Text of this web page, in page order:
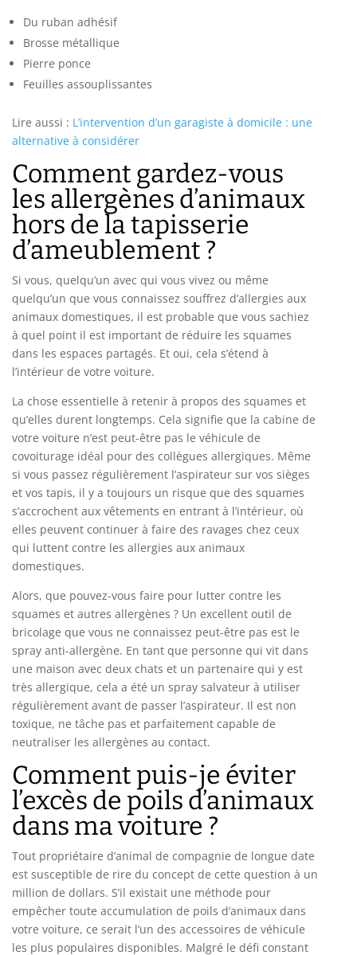
Du ruban adhésif
Brosse métallique
Pierre ponce
Feuilles assouplissantes
Lire aussi : L’intervention d’un garagiste à domicile : une
alternative à considérer
Comment gardez-vous
les allergènes d’animaux
hors de la tapisserie
d’ameublement ?
Si vous, quelqu’un avec qui vous vivez ou même
quelqu’un que vous connaissez souffrez d’allergies aux
animaux domestiques, il est probable que vous sachiez
à quel point il est important de réduire les squames
dans les espaces partagés. Et oui, cela s’étend à
l’intérieur de votre voiture.
La chose essentielle à retenir à propos des squames et
qu’elles durent longtemps. Cela signifie que la cabine de
votre voiture n’est peut-être pas le véhicule de
covoiturage idéal pour des collègues allergiques. Même
si vous passez régulièrement l’aspirateur sur vos sièges
et vos tapis, il y a toujours un risque que des squames
s’accrochent aux vêtements en entrant à l’intérieur, où
elles peuvent continuer à faire des ravages chez ceux
qui luttent contre les allergies aux animaux
domestiques.
Alors, que pouvez-vous faire pour lutter contre les
squames et autres allergènes ? Un excellent outil de
bricolage que vous ne connaissez peut-être pas est le
spray anti-allergène. En tant que personne qui vit dans
une maison avec deux chats et un partenaire qui y est
très allergique, cela a été un spray salvateur à utiliser
régulièrement avant de passer l’aspirateur. Il est non
toxique, ne tâche pas et parfaitement capable de
neutraliser les allergènes au contact.
Comment puis-je éviter
l’excès de poils d’animaux
dans ma voiture ?
Tout propriétaire d’animal de compagnie de longue date
est susceptible de rire du concept de cette question à un
million de dollars. S’il existait une méthode pour
empêcher toute accumulation de poils d’animaux dans
votre voiture, ce serait l’un des accessoires de véhicule
les plus populaires disponibles. Malgré le défi constant